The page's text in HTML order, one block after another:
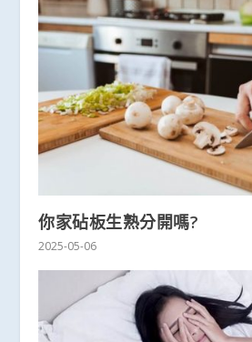
你家砧板生熟分開嗎?
2025-05-06